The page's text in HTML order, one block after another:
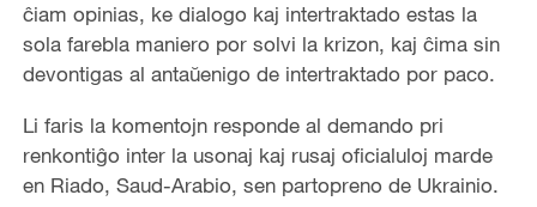
ĉiam opinias, ke dialogo kaj intertraktado estas la
sola farebla maniero por solvi la krizon, kaj ĉima sin
devontigas al antaŭenigo de intertraktado por paco.
Li faris la komentojn responde al demando pri
renkontiĝo inter la usonaj kaj rusaj oficialuloj marde
en Riado, Saud-Arabio, sen partopreno de Ukrainio.